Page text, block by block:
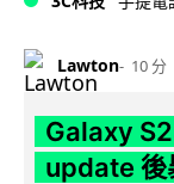
Lawton 10 分
Galaxy
update 後